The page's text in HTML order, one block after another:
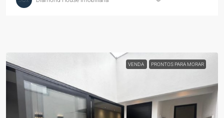
VENDA PRONTOS PARA MORAR